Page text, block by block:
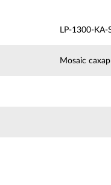
LP-1300-KA-
Mosaic